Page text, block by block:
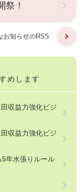
祭！
お知らせのRSS
めします
収益力強化ビジ
収益力強化ビジ
年水張りルール